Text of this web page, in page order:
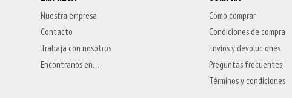
Nuestra empresa
Contacto
Trabaja con nosotros
Encontranos en…
Como comprar
Condiciones de compra
Envíos y devoluciones
Preguntas frecuentes
Términos y condiciones